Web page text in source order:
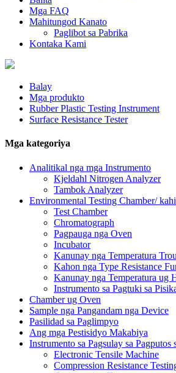
Mga FAQ
Mahitungod Kanato
Paglibot sa Pabrika
Kontaka Kami
Balay
Mga produkto
Rubber Plastic Testing Instrument
Surface Resistance Tester
Mga kategoriya
Analitikal nga mga Instrumento
Kjeldahl Nitrogen Analyzer
Tambok Analyzer
Environmental Testing Chamber/
Test Chamber
Chromatograph
Pagpauga nga Oven
Incubator
Kanunay nga Temperatura
Kahon nga Type Resistance
Kanunay nga Temperatura ug
Instrumento sa Pagtuki sa
Chamber ug Oven
Sample nga Pangandam nga Device
Pasilidad sa Paglimpyo
Ang mga Pestisidyo Makabiya
Instrumento sa Pagsulay sa Pagputos
Electronic Tensile Machine
Compression Resistance